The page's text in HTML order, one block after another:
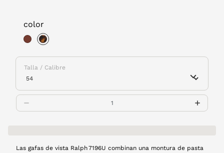
color
Talla / Calibre
Las gafas de vista Ralph 7196U combinan una montura de pasta